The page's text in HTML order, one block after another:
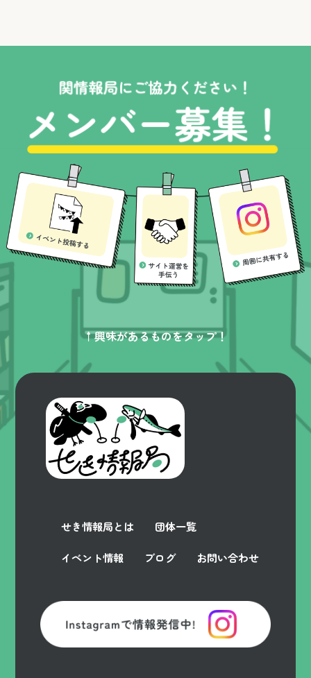
↑興味があるものをタップ！
せき情報局とは 団体一覧
イベント情報 ブログ お問い合わせ